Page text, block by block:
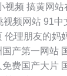
视频 搞黄网站
视频网站 91中
伦理朋友的妈
国产第一网站
免费国产大片